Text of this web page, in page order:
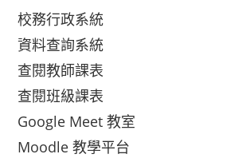
校務行政系統
資料查詢系統
查閱教師課表
查閱班級課表
Google Meet 教室
Moodle 教學平台